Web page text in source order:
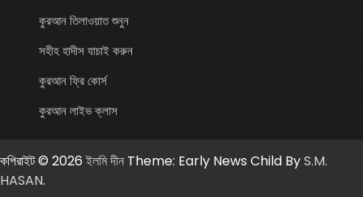
কুরআন তিলাওয়াত শুনুন
সহীহ হাদীস যাচাই করুন
কুরআন ফ্রি কোর্স
কুরআন লাইভ ক্লাস
কপিরাইট © 2026ইলমি দীন Theme: Early News Child ByS.M.
HASAN.